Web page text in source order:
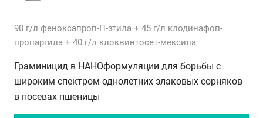
90 г/л феноксапроп-П-этила + 45 г/л клодинафоп-
пропаргила + 40 г/л клоквинтосет-мексила
Граминицид в НАНОформуляции для борьбы с
широким спектром однолетних злаковых сорняков
в посевах пшеницы